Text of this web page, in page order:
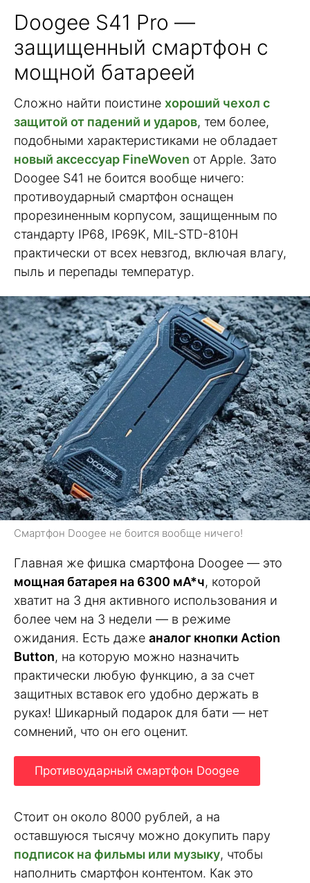
Doogee S41 Pro —
защищенный смартфон с
мощной батареей
Сложно найти поистине хороший чехол с
защитой от падений и ударов, тем более,
подобными характеристиками не обладает
новый аксессуар FineWoven от Apple. Зато
Doogee S41 не боится вообще ничего:
противоударный смартфон оснащен
прорезиненным корпусом, защищенным по
стандарту IP68, IP69K, MIL-STD-810H
практически от всех невзгод, включая влагу,
пыль и перепады температур.
Смартфон Doogee не боится вообще ничего!
Главная же фишка смартфона Doogee — это
мощная батарея на 6300 мА*ч, которой
хватит на 3 дня активного использования и
более чем на 3 недели — в режиме
ожидания. Есть даже аналог кнопки Action
Button, на которую можно назначить
практически любую функцию, а за счет
защитных вставок его удобно держать в
руках! Шикарный подарок для бати — нет
сомнений, что он его оценит.
Противоударный смартфон Doogee
Стоит он около 8000 рублей, а на
оставшуюся тысячу можно докупить пару
подписок на фильмы или музыку, чтобы
наполнить смартфон контентом. Как это